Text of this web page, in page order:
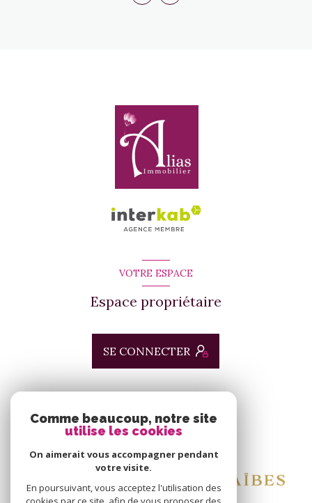
VOTRE ESPACE
Espace propriétaire
SE CONNECTER
Nous adhérons
Comme beaucoup, notre site
utilise les cookies
On aimerait vous accompagner pendant
votre visite.
En poursuivant, vous acceptez l'utilisation des